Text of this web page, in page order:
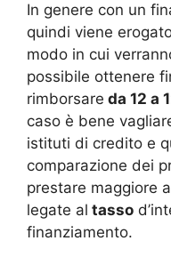
In genere con un
quindi viene
modo in cui
possibile ottenere
rimborsare da 12 a
caso è bene
istituti di credito e
comparazione dei
prestare maggiore
legate al tasso
finanziamento.